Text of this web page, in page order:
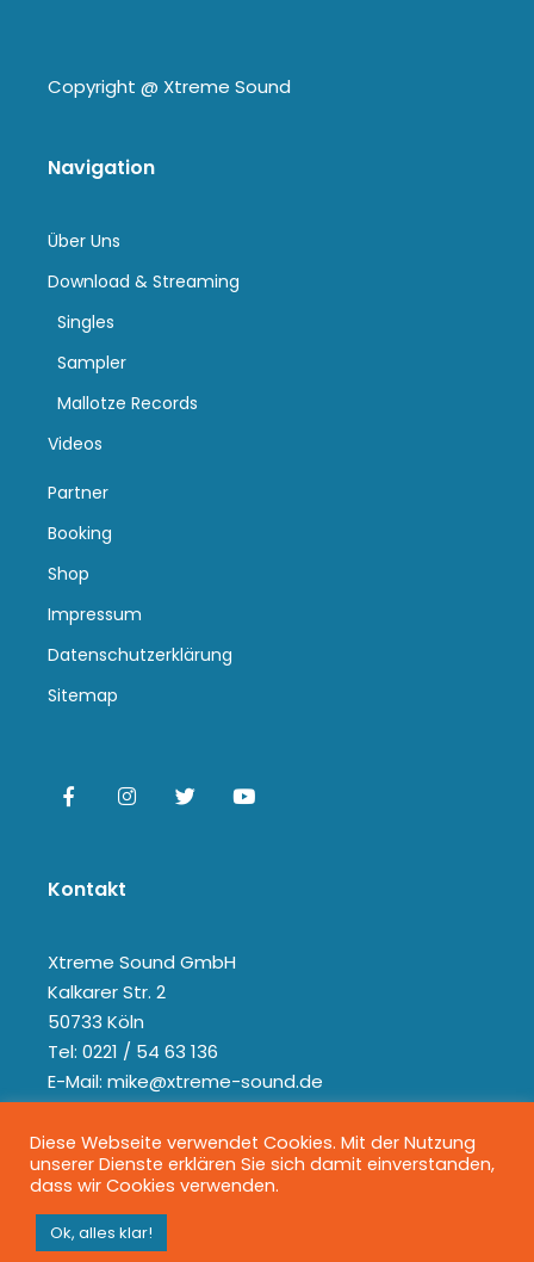
Copyright @ Xtreme Sound
Navigation
Über Uns
Download & Streaming
Singles
Sampler
Mallotze Records
Videos
Partner
Booking
Shop
Impressum
Datenschutzerklärung
Sitemap
Kontakt
Xtreme Sound GmbH
Kalkarer Str. 2
50733 Köln
Tel: 0221 / 54 63 136
E-Mail: mike@xtreme-sound.de
Diese Webseite verwendet Cookies. Mit der Nutzung
unserer Dienste erklären Sie sich damit einverstanden,
dass wir Cookies verwenden.
Ok, alles klar!